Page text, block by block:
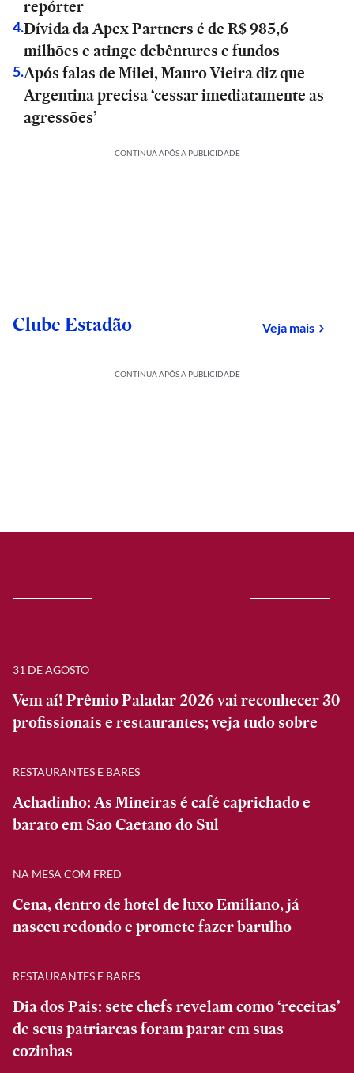
repórter
4.Dívida da Apex Partners é de R$ 985,6
milhões e atinge debêntures e fundos
5.Após falas de Milei, Mauro Vieira diz que
Argentina precisa ‘cessar imediatamente as
agressões’
CONTINUA APÓS A PUBLICIDADE
Clube Estadão Veja maissobre
CONTINUA APÓS A PUBLICIDADE
31 DE AGOSTO
Vem aí! Prêmio Paladar 2026 vai reconhecer 30
profissionais e restaurantes; veja tudo sobre
RESTAURANTES E BARES
Achadinho: As Mineiras é café caprichado e
barato em São Caetano do Sul
NA MESA COM FRED
Cena, dentro de hotel de luxo Emiliano, já
nasceu redondo e promete fazer barulho
RESTAURANTES E BARES
Dia dos Pais: sete chefs revelam como ‘receitas’
de seus patriarcas foram parar em suas
cozinhas